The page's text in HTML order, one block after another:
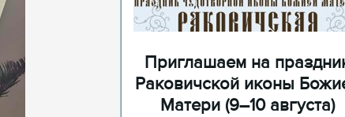
Приглашаем на
Раковичской иконы
Матери (9–10 августа)